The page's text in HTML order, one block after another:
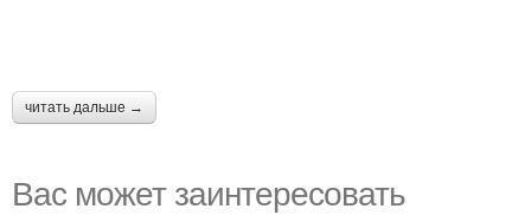
читать дальше →
Вас может заинтересовать